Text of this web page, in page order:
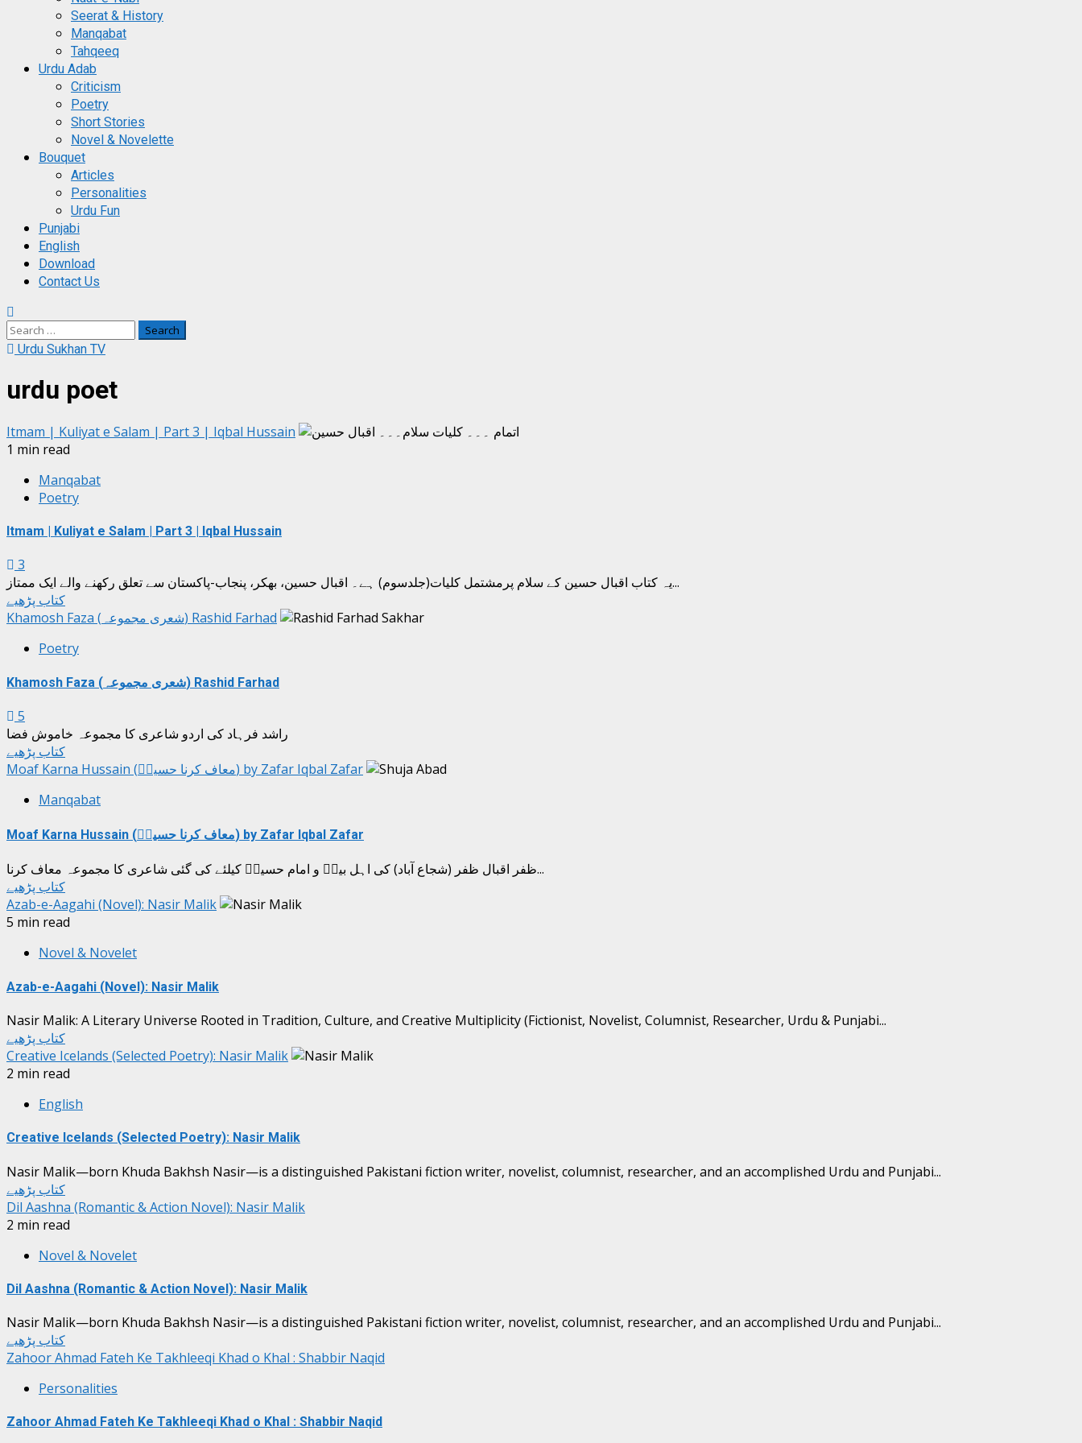
Seerat & History
Manqabat
Tahqeeq
Urdu Adab
Criticism
Poetry
Short Stories
Novel & Novelette
Bouquet
Articles
Personalities
Urdu Fun
Punjabi
English
Download
Contact Us
Search
for:Urdu Sukhan TV
urdu poet
Itmam | Kuliyat e Salam | Part 3 | Iqbal Hussain
1 min read
Manqabat
Poetry
Itmam | Kuliyat e Salam | Part 3 | Iqbal Hussain
3
یہ کتاب اقبال حسین کے سلام پرمشتمل کلیات(جلدسوم) ہے۔ اقبال حسین، بھکر، پنجاب-پاکستان سے تعلق رکھنے والے ایک ممتاز...
کتاب پڑھیے
Khamosh Faza (شعری مجموعہ) Rashid Farhad
Poetry
Khamosh Faza (شعری مجموعہ) Rashid Farhad
5
راشد فرہاد کی اردو شاعری کا مجموعہ خاموش فضا
کتاب پڑھیے
Moaf Karna Hussain (معاف کرنا حسینؑ) by Zafar Iqbal Zafar
Manqabat
Moaf Karna Hussain (معاف کرنا حسینؑ) by Zafar Iqbal Zafar
ظفر اقبال ظفر (شجاع آباد) کی اہل بیتؑ و امام حسینؑ کیلئے کی گئی شاعری کا مجموعہ معاف کرنا...
کتاب پڑھیے
Azab-e-Aagahi (Novel): Nasir Malik
5 min read
Novel & Novelet
Azab-e-Aagahi (Novel): Nasir Malik
Nasir Malik: A Literary Universe Rooted in Tradition, Culture, and Creative Multiplicity (Fictionist, Novelist, Columnist, Researcher, Urdu & Punjabi...
کتاب پڑھیے
Creative Icelands (Selected Poetry): Nasir Malik
2 min read
English
Creative Icelands (Selected Poetry): Nasir Malik
Nasir Malik—born Khuda Bakhsh Nasir—is a distinguished Pakistani fiction writer, novelist, columnist, researcher, and an accomplished Urdu and Punjabi...
کتاب پڑھیے
Dil Aashna (Romantic & Action Novel): Nasir Malik
2 min read
Novel & Novelet
Dil Aashna (Romantic & Action Novel): Nasir Malik
Nasir Malik—born Khuda Bakhsh Nasir—is a distinguished Pakistani fiction writer, novelist, columnist, researcher, and an accomplished Urdu and Punjabi...
کتاب پڑھیے
Zahoor Ahmad Fateh Ke Takhleeqi Khad o Khal : Shabbir Naqid
Personalities
Zahoor Ahmad Fateh Ke Takhleeqi Khad o Khal : Shabbir Naqid